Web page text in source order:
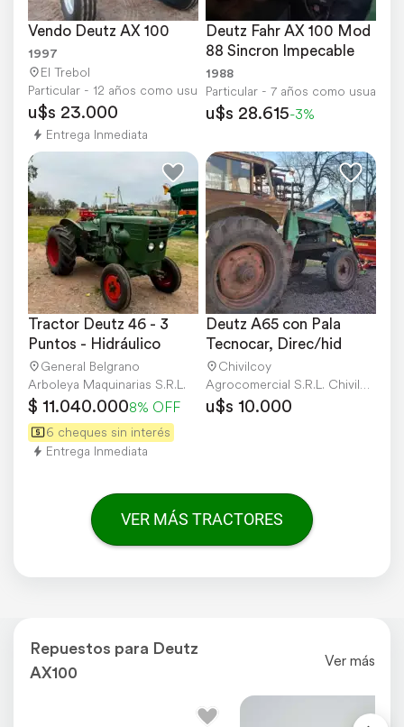
Vendo Deutz AX 100
1997
El Trebol
Particular - 12 años como usuario
u$s 23.000
Entrega Inmediata
Deutz Fahr AX 100 Mod
88 Sincron Impecable
1988
Particular - 7 años como usuario
u$s 28.615-3%
Tractor Deutz 46 - 3
Puntos - Hidráulico
General Belgrano
Arboleya Maquinarias S.R.L.
$ 11.040.0008% OFF
6 cheques sin interés
Entrega Inmediata
Deutz A65 con Pala
Tecnocar, Direc/hid
Chivilcoy
Agrocomercial S.R.L. Chivilcoy
u$s 10.000
VER MÁS TRACTORES
Repuestos para Deutz
AX100
Ver más